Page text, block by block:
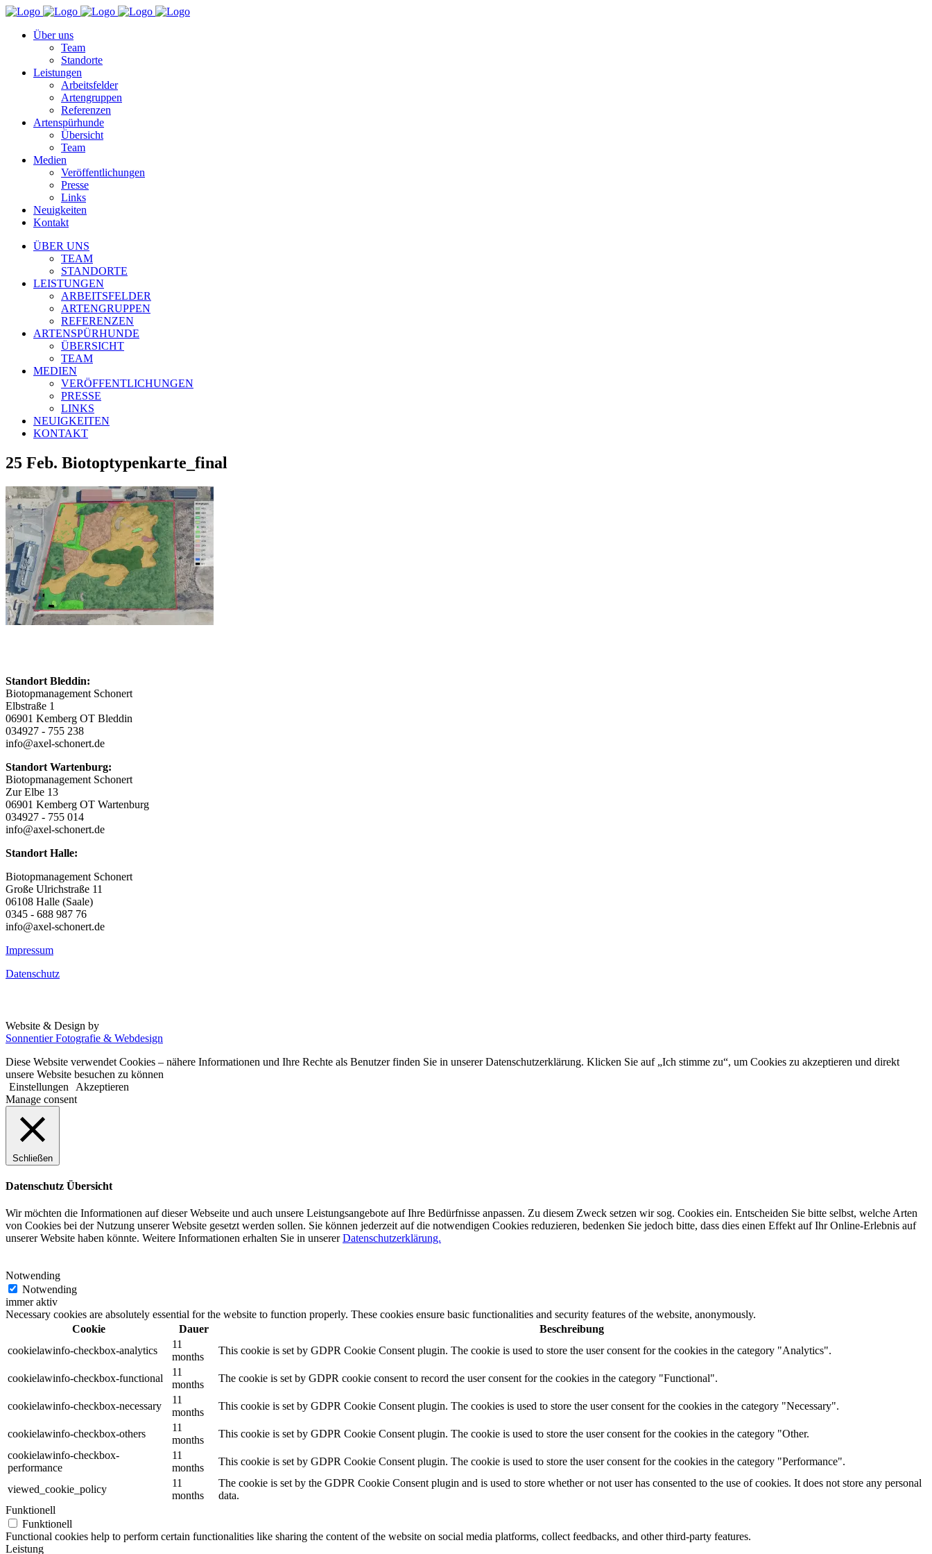
Über uns
Team
Standorte
Leistungen
Arbeitsfelder
Artengruppen
Referenzen
Artenspürhunde
Übersicht
Team
Medien
Veröffentlichungen
Presse
Links
Neuigkeiten
Kontakt
ÜBER UNS
TEAM
STANDORTE
LEISTUNGEN
ARBEITSFELDER
ARTENGRUPPEN
REFERENZEN
ARTENSPÜRHUNDE
ÜBERSICHT
TEAM
MEDIEN
VERÖFFENTLICHUNGEN
PRESSE
LINKS
NEUIGKEITEN
KONTAKT
25 Feb. Biotoptypenkarte_final
Standort Bleddin:
Biotopmanagement Schonert
Elbstraße 1
06901 Kemberg OT Bleddin
034927 - 755 238
info@axel-schonert.de
Standort Wartenburg:
Biotopmanagement Schonert
Zur Elbe 13
06901 Kemberg OT Wartenburg
034927 - 755 014
info@axel-schonert.de
Standort Halle:
Biotopmanagement Schonert
Große Ulrichstraße 11
06108 Halle (Saale)
0345 - 688 987 76
info@axel-schonert.de
Impressum
Datenschutz
Website & Design by
Sonnentier Fotografie & Webdesign
Diese Website verwendet Cookies – nähere Informationen und Ihre Rechte als Benutzer finden Sie in unserer Datenschutzerklärung. Klicken Sie auf „Ich stimme zu“, um Cookies zu akzeptieren und direkt
unsere Website besuchen zu können
Einstellungen
Akzeptieren
Manage consent
Schließen
Datenschutz Übersicht
Wir möchten die Informationen auf dieser Webseite und auch unsere Leistungsangebote auf Ihre Bedürfnisse anpassen. Zu diesem Zweck setzen wir sog. Cookies ein. Entscheiden Sie bitte selbst, welche Arten
von Cookies bei der Nutzung unserer Website gesetzt werden sollen. Sie können jederzeit auf die notwendigen Cookies reduzieren, bedenken Sie jedoch bitte, dass dies einen Effekt auf Ihr Online-Erlebnis auf
unserer Website haben könnte. Weitere Informationen erhalten Sie in unsererDatenschutzerklärung.
Notwending
Notwending
immer aktiv
Necessary cookies are absolutely essential for the website to function properly. These cookies ensure basic functionalities and security features of the website, anonymously.
Cookie
Dauer
Beschreibung
cookielawinfo-checkbox-analytics
11
months
This cookie is set by GDPR Cookie Consent plugin. The cookie is used to store the user consent for the cookies in the category "Analytics".
cookielawinfo-checkbox-functional
11
months
The cookie is set by GDPR cookie consent to record the user consent for the cookies in the category "Functional".
cookielawinfo-checkbox-necessary
11
months
This cookie is set by GDPR Cookie Consent plugin. The cookies is used to store the user consent for the cookies in the category "Necessary".
cookielawinfo-checkbox-others
11
months
This cookie is set by GDPR Cookie Consent plugin. The cookie is used to store the user consent for the cookies in the category "Other.
cookielawinfo-checkbox-
performance
11
months
This cookie is set by GDPR Cookie Consent plugin. The cookie is used to store the user consent for the cookies in the category "Performance".
viewed_cookie_policy
11
months
The cookie is set by the GDPR Cookie Consent plugin and is used to store whether or not user has consented to the use of cookies. It does not store any personal
data.
Funktionell
Funktionell
Functional cookies help to perform certain functionalities like sharing the content of the website on social media platforms, collect feedbacks, and other third-party features.
Leistung